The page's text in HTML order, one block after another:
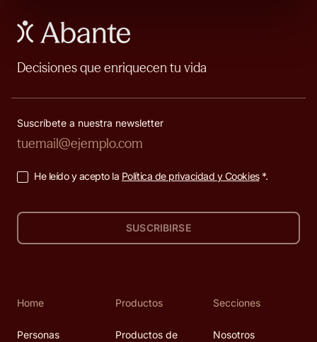
Decisiones que enriquecen tu vida
Suscríbete a nuestra newsletter
He leído y acepto la Política de privacidad y Cookies*.
SUSCRIBIRSE
Home
Personas
Productos
Productos de
Secciones
Nosotros